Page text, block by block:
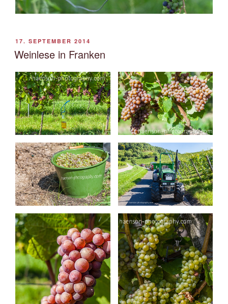
VERÖFFENTLICHT
AM
17. SEPTEMBER 2014
Weinlese in Franken